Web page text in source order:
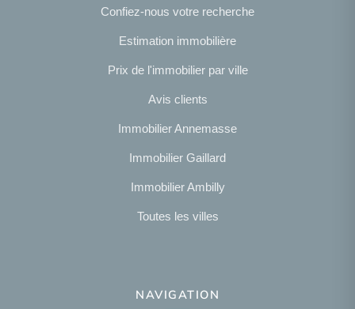
Confiez-nous votre recherche
Estimation immobilière
Prix de l'immobilier par ville
Avis clients
Immobilier Annemasse
Immobilier Gaillard
Immobilier Ambilly
Toutes les villes
NAVIGATION